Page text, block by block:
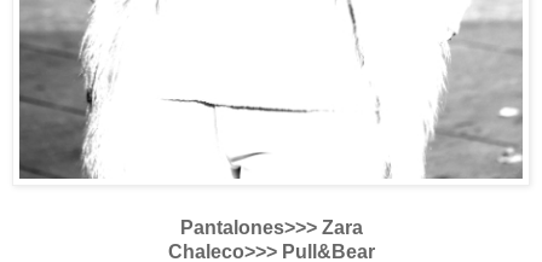
Pantalones>>> Zara
Chaleco>>> Pull&Bear